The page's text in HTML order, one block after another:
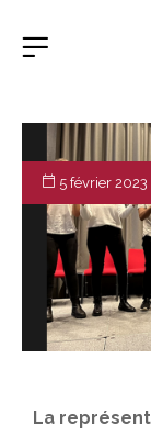
5 février 2023
La